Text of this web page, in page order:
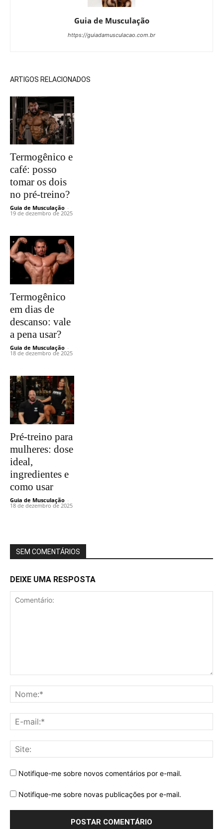
Guia de Musculação
https://guiadamusculacao.com.br
ARTIGOS RELACIONADOS
Termogênico e
café: posso
tomar os dois
no pré-treino?
Guia de Musculação -
19 de dezembro de 2025
Termogênico
em dias de
descanso: vale
a pena usar?
Guia de Musculação -
18 de dezembro de 2025
Pré-treino para
mulheres: dose
ideal,
ingredientes e
como usar
Guia de Musculação -
18 de dezembro de 2025
SEM COMENTÁRIOS
DEIXE UMA RESPOSTA
Notifique-me sobre novos comentários por e-mail.
Notifique-me sobre novas publicações por e-mail.